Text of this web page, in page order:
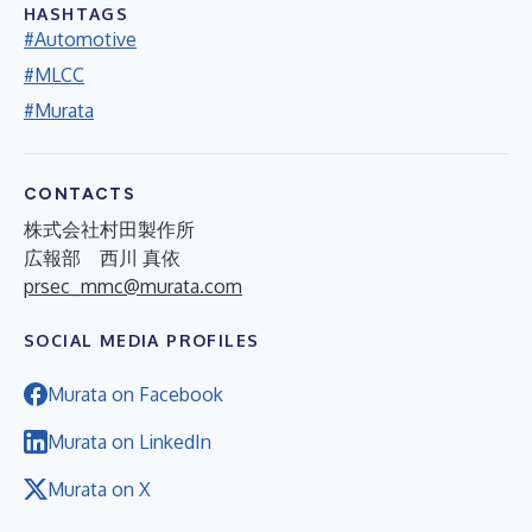
HASHTAGS
#Automotive
#MLCC
#Murata
CONTACTS
株式会社村田製作所
広報部 西川 真依
prsec_mmc@murata.com
SOCIAL MEDIA PROFILES
Murata on Facebook
Murata on LinkedIn
Murata on X